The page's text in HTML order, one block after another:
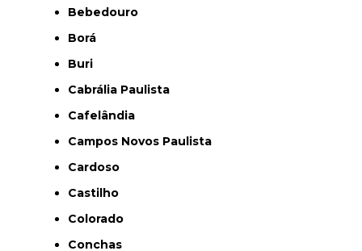
Bebedouro
Borá
Buri
Cabrália Paulista
Cafelândia
Campos Novos Paulista
Cardoso
Castilho
Colorado
Conchas